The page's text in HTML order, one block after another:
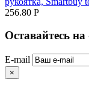
256.80 Р
Оставайтесь на
E-mail
×